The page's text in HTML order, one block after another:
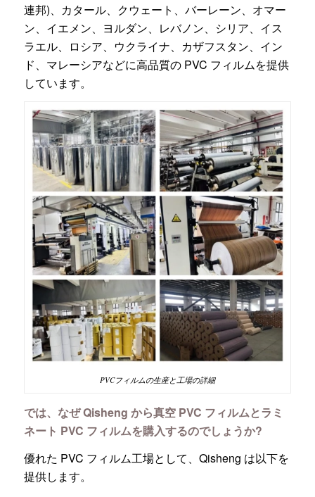
連邦)、カタール、クウェート、バーレーン、オマー
ン、イエメン、ヨルダン、レバノン、シリア、イス
ラエル、ロシア、ウクライナ、カザフスタン、イン
ド、マレーシアなどに高品質の PVC フィルムを提供
しています。
PVCフィルムの生産と工場の詳細
では、なぜ Qisheng から真空 PVC フィルムとラミ
ネート PVC フィルムを購入するのでしょうか?
優れた PVC フィルム工場として、Qisheng は以下を
提供します。